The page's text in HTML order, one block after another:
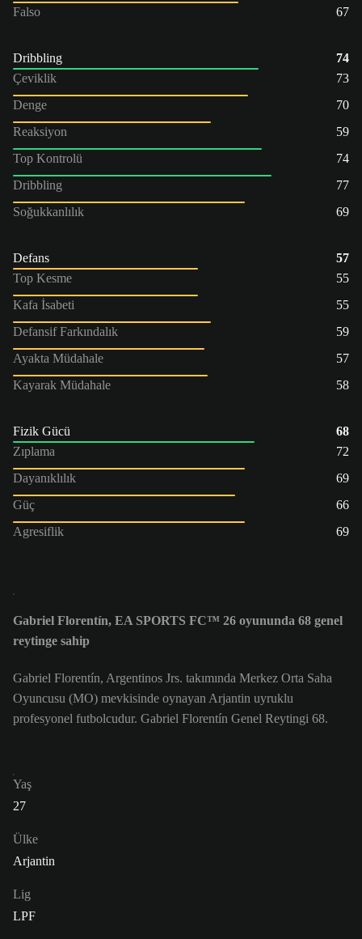
Falso
67
Dribbling
74
Çeviklik
73
Denge
70
Reaksiyon
59
Top Kontrolü
74
Dribbling
77
Soğukkanlılık
69
Defans
57
Top Kesme
55
Kafa İsabeti
55
Defansif Farkındalık
59
Ayakta Müdahale
57
Kayarak Müdahale
58
Fizik Gücü
68
Zıplama
72
Dayanıklılık
69
Güç
66
Agresiflik
69
Gabriel Florentín, EA SPORTS FC™ 26 oyununda 68 genel
reytinge sahip
Gabriel Florentín, Argentinos Jrs. takımında Merkez Orta Saha
Oyuncusu (MO) mevkisinde oynayan Arjantin uyruklu
profesyonel futbolcudur. Gabriel Florentín Genel Reytingi 68.
Yaş
27
Ülke
Arjantin
Lig
LPF